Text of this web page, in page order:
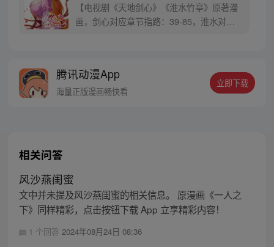
【电视剧《天地剑心》《淮水竹亭》原著漫
画，剑心对应章节指路：39-85，淮水对应
腾讯动漫App
海量正版漫画畅快看
立即下载
相关问答
风沙燕闺蜜
文中并未提及风沙燕闺蜜的相关信息。 原漫画《一人之
下》同样精彩，点击按钮下载 App 立享精彩内容！
1 个回答 2024年08月24日 08:36